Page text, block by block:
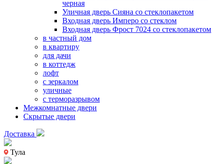
черная
Уличная дверь Сияна со стеклопакетом
Входная дверь Имперо со стеклом
Входная дверь Фрост 7024 со стеклопакетом
в частный дом
в квартиру
для дачи
в коттедж
лофт
с зеркалом
уличные
с терморазрывом
Межкомнатные двери
Скрытые двери
Доставка
Тула